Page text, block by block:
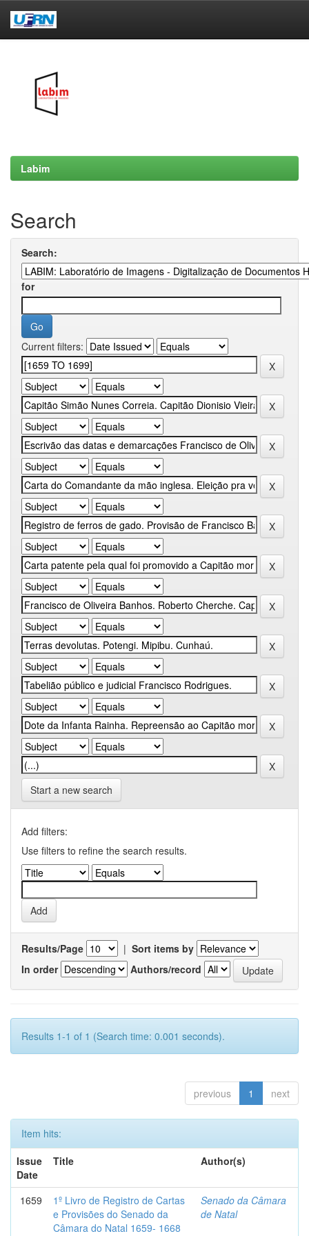
Labim
Search
Search:
for
Current filters:
Start a new search
Add filters:
Use filters to refine the search results.
Results/Page | Sort items by
In order
Authors/record
Results 1-1 of 1 (Search time: 0.001 seconds).
previous 1 next
Item hits:
Issue
Date
Title Author(s)
1659
1º Livro de Registro de Cartas
e Provisões do Senado da
Câmara do Natal 1659- 1668
Senado da Câmara
de Natal